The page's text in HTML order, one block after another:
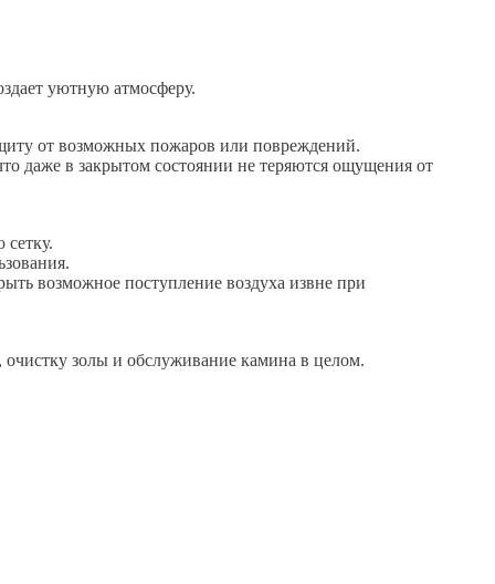
уютную атмосферу.
от возможных пожаров или повреждений.
даже в закрытом состоянии не теряются ощущения от
возможное поступление воздуха извне при
золы и обслуживание камина в целом.